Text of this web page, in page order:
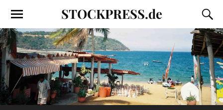
STOCKPRESS.de